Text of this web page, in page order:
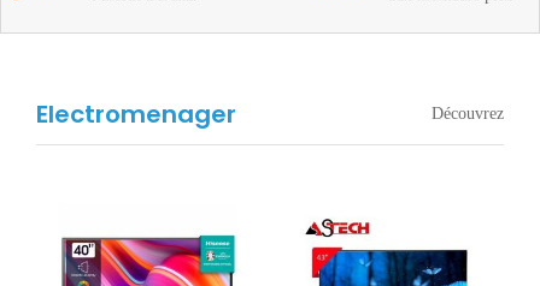
Electromenager Découvrez